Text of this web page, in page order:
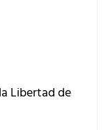
Libertad de